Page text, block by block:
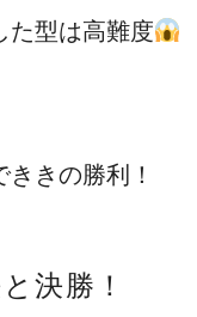
た型は高難度
きの勝利！
決勝！